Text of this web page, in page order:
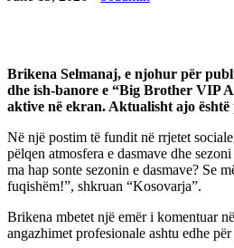
Brikena Selmanaj, e njohur për
dhe ish-banore e “Big Brother VIP
aktive në ekran. Aktualisht ajo është
Në një postim të fundit në rrjetet
pëlqen atmosfera e dasmave dhe
ma hap sonte sezonin e dasmave? Se
fuqishëm!”, shkruan “Kosovarja”.
Brikena mbetet një emër i komentuar
angazhimet profesionale ashtu edhe